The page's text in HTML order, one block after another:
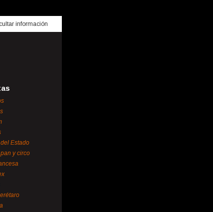
información
Estado
y circo